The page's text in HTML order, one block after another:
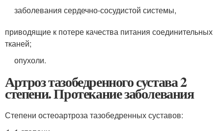
заболевания сердечно-сосудистой системы,
приводящие к потере качества питания соединительных
тканей;
опухоли.
Артроз тазобедренного сустава 2
степени. Протекание заболевания
Степени остеоартроза тазобедренных суставов: